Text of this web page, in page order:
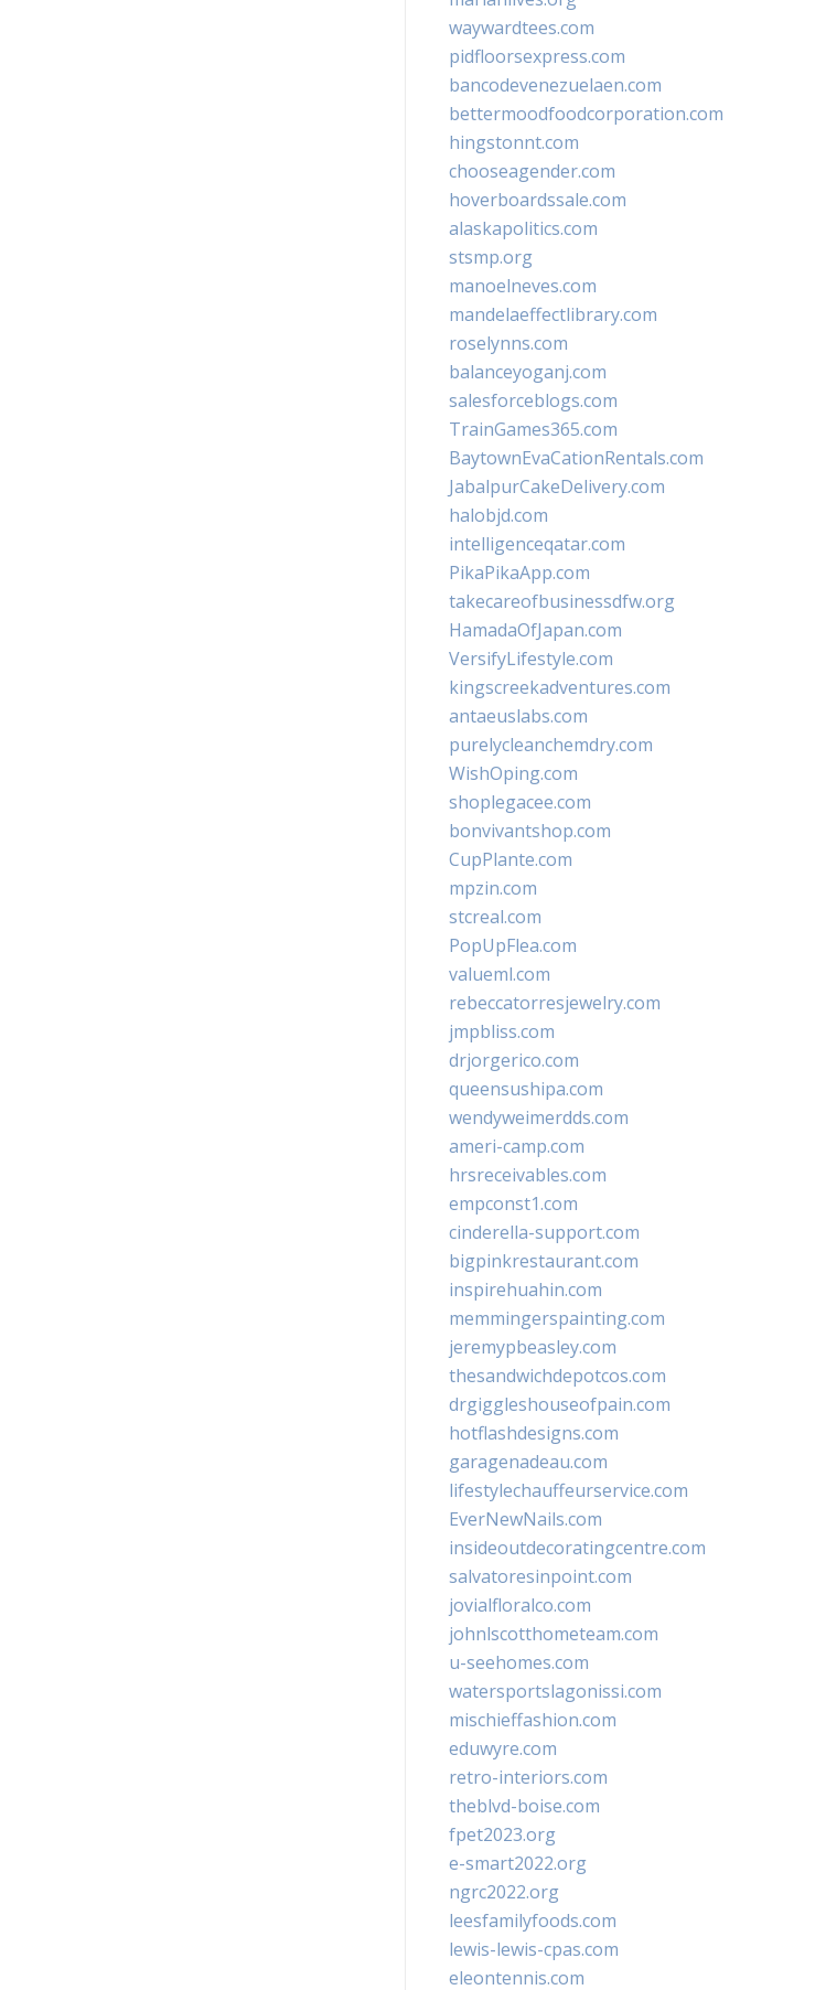
waywardtees.com
pidfloorsexpress.com
bancodevenezuelaen.com
bettermoodfoodcorporation.com
hingstonnt.com
chooseagender.com
hoverboardssale.com
alaskapolitics.com
stsmp.org
manoelneves.com
mandelaeffectlibrary.com
roselynns.com
balanceyoganj.com
salesforceblogs.com
TrainGames365.com
BaytownEvaCationRentals.com
JabalpurCakeDelivery.com
halobjd.com
intelligenceqatar.com
PikaPikaApp.com
takecareofbusinessdfw.org
HamadaOfJapan.com
VersifyLifestyle.com
kingscreekadventures.com
antaeuslabs.com
purelycleanchemdry.com
WishOping.com
shoplegacee.com
bonvivantshop.com
CupPlante.com
mpzin.com
stcreal.com
PopUpFlea.com
valueml.com
rebeccatorresjewelry.com
jmpbliss.com
drjorgerico.com
queensushipa.com
wendyweimerdds.com
ameri-camp.com
hrsreceivables.com
empconst1.com
cinderella-support.com
bigpinkrestaurant.com
inspirehuahin.com
memmingerspainting.com
jeremypbeasley.com
thesandwichdepotcos.com
drgiggleshouseofpain.com
hotflashdesigns.com
garagenadeau.com
lifestylechauffeurservice.com
EverNewNails.com
insideoutdecoratingcentre.com
salvatoresinpoint.com
jovialfloralco.com
johnlscotthometeam.com
u-seehomes.com
watersportslagonissi.com
mischieffashion.com
eduwyre.com
retro-interiors.com
theblvd-boise.com
fpet2023.org
e-smart2022.org
ngrc2022.org
leesfamilyfoods.com
lewis-lewis-cpas.com
eleontennis.com